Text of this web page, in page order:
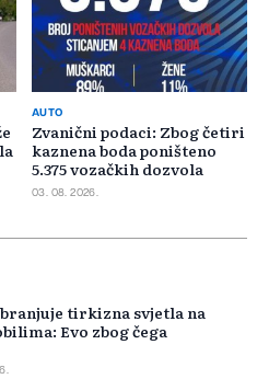
AUTO
Zvanični podaci: Zbog četiri
kaznena boda poništeno
5.375 vozačkih dozvola
03. 08. 2026.
tirkizna svjetla na
Evo zbog čega